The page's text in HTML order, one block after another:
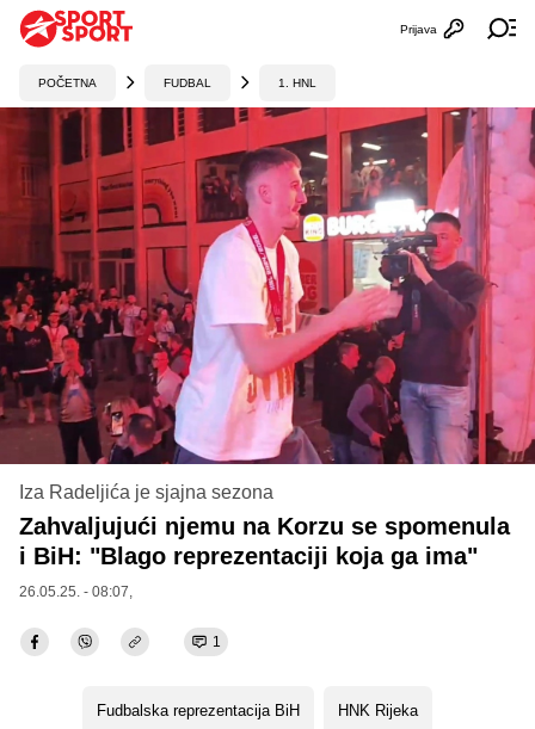
Otvori
Prijava
POČETNA FUDBAL 1. HNL
Iza Radeljića je sjajna sezona
Zahvaljujući njemu na Korzu se spomenula
i BiH: "Blago reprezentaciji koja ga ima"
26.05.25. - 08:07,
1
Fudbalska reprezentacija BiH HNK Rijeka